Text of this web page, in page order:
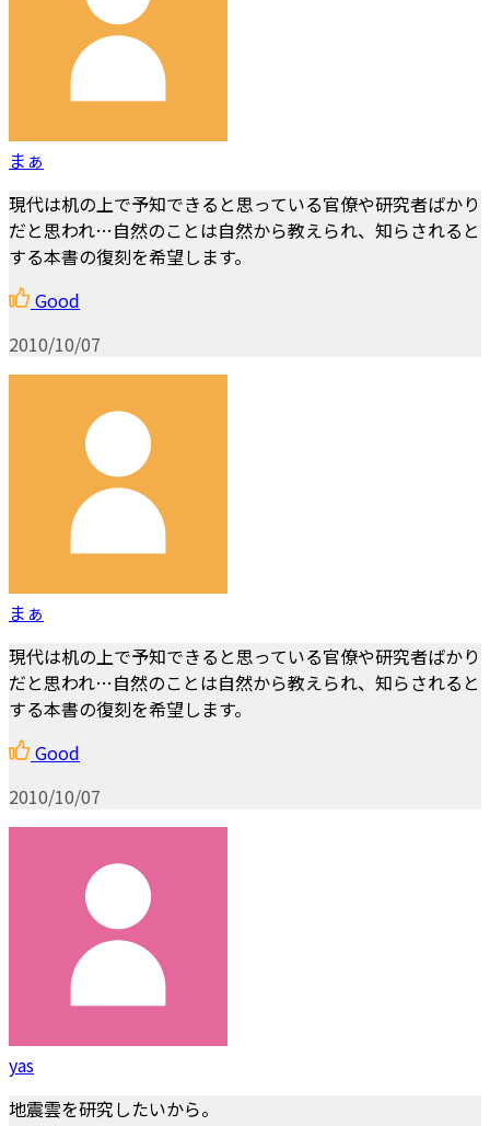
まぁ
現代は机の上で予知できると思っている官僚や研究者ばかり
だと思われ…自然のことは自然から教えられ、知らされると
する本書の復刻を希望します。
Good
2010/10/07
まぁ
現代は机の上で予知できると思っている官僚や研究者ばかり
だと思われ…自然のことは自然から教えられ、知らされると
する本書の復刻を希望します。
Good
2010/10/07
yas
地震雲を研究したいから。